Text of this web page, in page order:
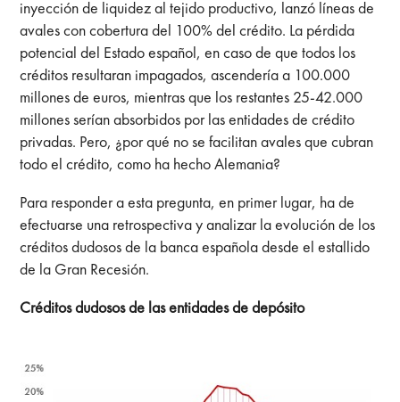
inyección de liquidez al tejido productivo, lanzó líneas de
avales con cobertura del 100% del crédito. La pérdida
potencial del Estado español, en caso de que todos los
créditos resultaran impagados, ascendería a 100.000
millones de euros, mientras que los restantes 25-42.000
millones serían absorbidos por las entidades de crédito
privadas. Pero, ¿por qué no se facilitan avales que cubran
todo el crédito, como ha hecho Alemania?
Para responder a esta pregunta, en primer lugar, ha de
efectuarse una retrospectiva y analizar la evolución de los
créditos dudosos de la banca española desde el estallido
de la Gran Recesión.
Créditos dudosos de las entidades de depósito